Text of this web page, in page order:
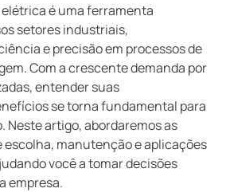
é uma ferramenta
setores industriais,
e precisão em processos de
Com a crescente demanda por
entender suas
se torna fundamental para
Neste artigo, abordaremos as
escolha, manutenção e aplicações
você a tomar decisões
empresa.